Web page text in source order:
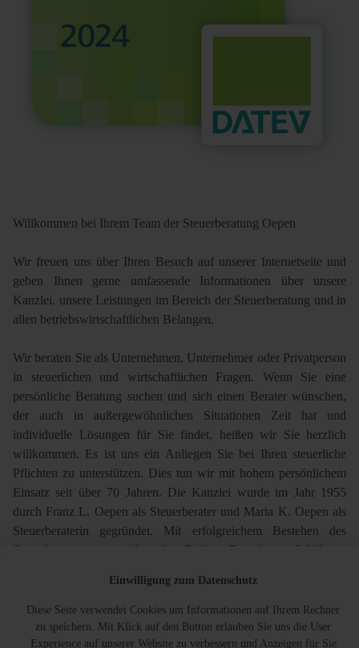
Willkommen bei Ihrem Team der Steuerberatung Oepen
Wir freuen uns über Ihren Besuch auf unserer Internetseite und
geben Ihnen gerne umfassende Informationen über unsere
Kanzlei, unsere Leistungen im Bereich der Steuerberatung und in
allen betriebswirtschaftlichen Belangen.
Wir beraten Sie als Unternehmen, Unternehmer oder Privatperson
in steuerlichen und wirtschaftlichen Fragen. Wenn Sie eine
persönliche Beratung suchen und sich einen Berater wünschen,
der auch in außergewöhnlichen Situationen Zeit hat und
individuelle Lösungen für Sie findet, heißen wir Sie herzlich
willkommen. Es ist uns ein Anliegen Sie bei Ihren steuerliche
Pflichten zu unterstützen. Dies tun wir mit hohem persönlichem
Einsatz seit über 70 Jahren. Die Kanzlei wurde im Jahr 1955
durch Franz L. Oepen als Steuerberater und Maria K. Oepen als
Steuerberaterin gegründet. Mit erfolgreichem Bestehen des
Steuerberaterexamens übernahm Diplom Betriebswirt Wolfgang
Die Büroräume liegen verkehrsgünstig mit ausreichend
Parkmöglichkeiten.
Einwilligung zum Datenschutz
Diese Seite verwendet Cookies um Informationen auf Ihrem Rechner
zu speichern. Mit Klick auf den Button erlauben Sie uns die User
Experience auf unserer Website zu verbessern und Anzeigen für Sie